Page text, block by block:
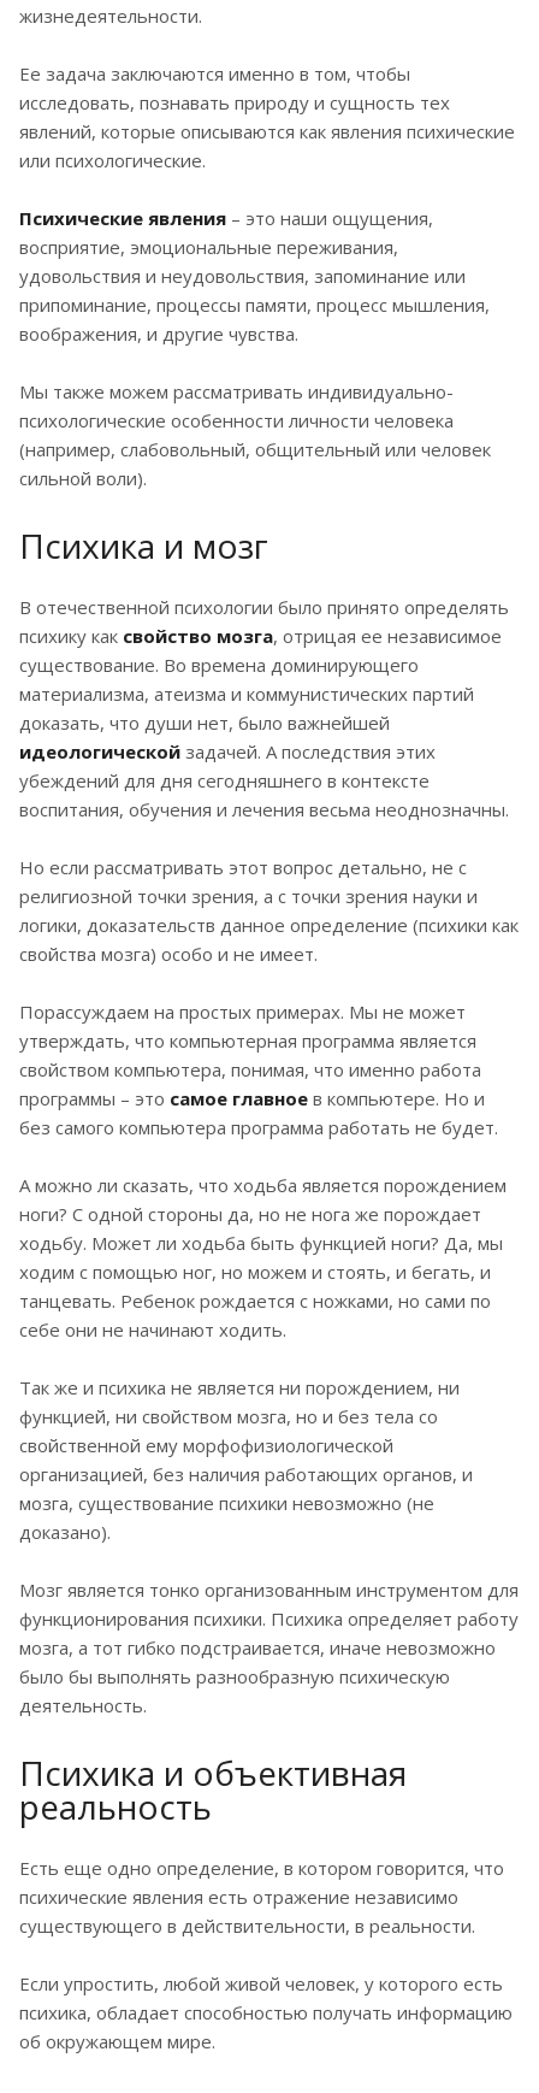
жизнедеятельности.
Ее задача заключаются именно в том, чтобы
исследовать, познавать природу и сущность тех
явлений, которые описываются как явления психические
или психологические.
Психические явления – это наши ощущения,
восприятие, эмоциональные переживания,
удовольствия и неудовольствия, запоминание или
припоминание, процессы памяти, процесс мышления,
воображения, и другие чувства.
Мы также можем рассматривать индивидуально-
психологические особенности личности человека
(например, слабовольный, общительный или человек
сильной воли).
Психика и мозг
В отечественной психологии было принято определять
психику как свойство мозга, отрицая ее независимое
существование. Во времена доминирующего
материализма, атеизма и коммунистических партий
доказать, что души нет, было важнейшей
идеологической задачей. А последствия этих
убеждений для дня сегодняшнего в контексте
воспитания, обучения и лечения весьма неоднозначны.
Но если рассматривать этот вопрос детально, не с
религиозной точки зрения, а с точки зрения науки и
логики, доказательств данное определение (психики как
свойства мозга) особо и не имеет.
Порассуждаем на простых примерах. Мы не может
утверждать, что компьютерная программа является
свойством компьютера, понимая, что именно работа
программы – это самое главное в компьютере. Но и
без самого компьютера программа работать не будет.
А можно ли сказать, что ходьба является порождением
ноги? С одной стороны да, но не нога же порождает
ходьбу. Может ли ходьба быть функцией ноги? Да, мы
ходим с помощью ног, но можем и стоять, и бегать, и
танцевать. Ребенок рождается с ножками, но сами по
себе они не начинают ходить.
Так же и психика не является ни порождением, ни
функцией, ни свойством мозга, но и без тела со
свойственной ему морфофизиологической
организацией, без наличия работающих органов, и
мозга, существование психики невозможно (не
доказано).
Мозг является тонко организованным инструментом для
функционирования психики. Психика определяет работу
мозга, а тот гибко подстраивается, иначе невозможно
было бы выполнять разнообразную психическую
деятельность.
Психика и объективная
реальность
Есть еще одно определение, в котором говорится, что
психические явления есть отражение независимо
существующего в действительности, в реальности.
Если упростить, любой живой человек, у которого есть
психика, обладает способностью получать информацию
об окружающем мире.